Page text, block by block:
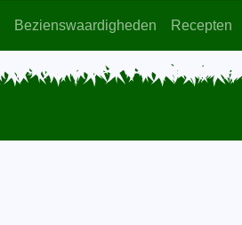
Bezienswaardigheden Recepten